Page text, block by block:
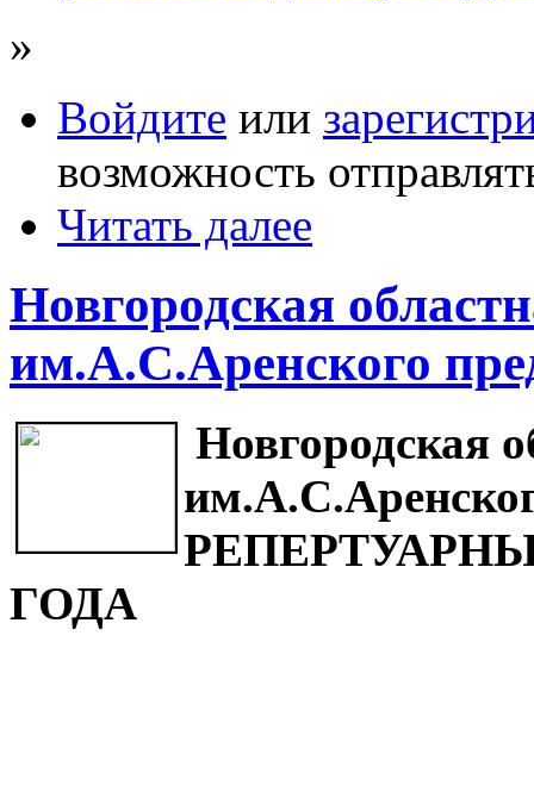
»
Войдите или
возможность
Читать далее
Новгородская
им.А.С.Аренского
Новгородская
ГОДА